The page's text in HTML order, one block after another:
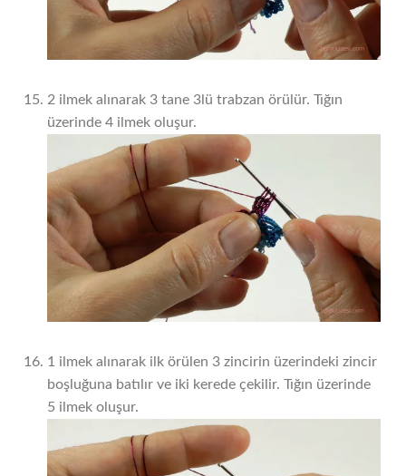
2 ilmek alınarak 3 tane 3lü trabzan örülür. Tığın
üzerinde 4 ilmek oluşur.
1 ilmek alınarak ilk örülen 3 zincirin üzerindeki zincir
boşluğuna batılır ve iki kerede çekilir. Tığın üzerinde
5 ilmek oluşur.